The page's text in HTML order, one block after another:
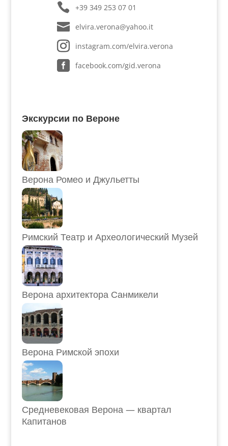
+39 349 253 07 01
elvira.verona@yahoo.it
instagram.com/elvira.verona
facebook.com/gid.verona
Экскурсии по Вероне
Верона Ромео и Джульетты
Римский Театр и Археологический Музей
Верона архитектора Санмикели
Верона Римской эпохи
Средневековая Верона — квартал
Капитанов